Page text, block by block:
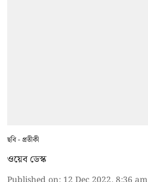
ছবি - প্রতীকী
ওয়েব ডেস্ক